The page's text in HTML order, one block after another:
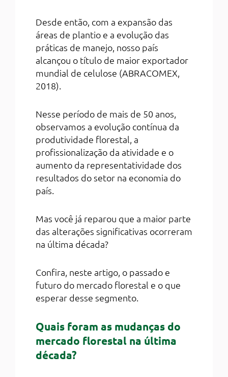
Desde então, com a expansão das
áreas de plantio e a evolução das
práticas de manejo, nosso país
alcançou o título de maior exportador
mundial de celulose (ABRACOMEX,
2018).
Nesse período de mais de 50 anos,
observamos a evolução contínua da
produtividade florestal, a
profissionalização da atividade e o
aumento da representatividade dos
resultados do setor na economia do
país.
Mas você já reparou que a maior parte
das alterações significativas ocorreram
na última década?
Confira, neste artigo, o passado e
futuro do mercado florestal e o que
esperar desse segmento.
Quais foram as mudanças do
mercado florestal na última
década?